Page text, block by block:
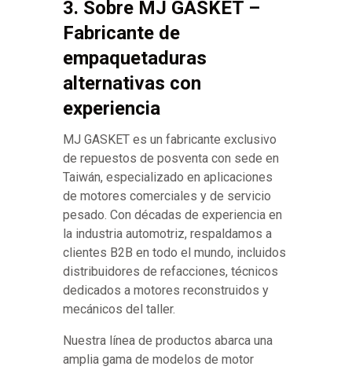
3. Sobre MJ GASKET –
Fabricante de
empaquetaduras
alternativas con
experiencia
MJ GASKET es un fabricante exclusivo
de repuestos de posventa con sede en
Taiwán, especializado en aplicaciones
de motores comerciales y de servicio
pesado. Con décadas de experiencia en
la industria automotriz, respaldamos a
clientes B2B en todo el mundo, incluidos
distribuidores de refacciones, técnicos
dedicados a motores reconstruidos y
mecánicos del taller.
Nuestra línea de productos abarca una
amplia gama de modelos de motor